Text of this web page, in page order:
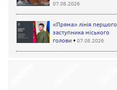
07.08.2026
«Пряма» лінія першого
заступника міського
голови • 07.08.2026